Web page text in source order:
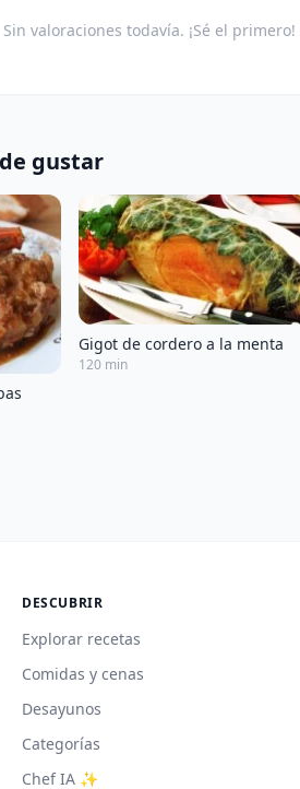
Sin valoraciones todavía. ¡Sé el primero!
gustar
Gigot de cordero a la menta
120 min
DESCUBRIR
Explorar recetas
Comidas y cenas
Desayunos
Categorías
Chef IA ✨